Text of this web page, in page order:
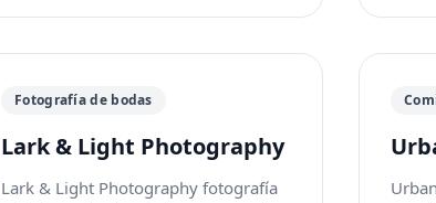
de trabajo manual con Photoshop
actualizaban colecciones de
$15-
Fotografía de bodas
Lark & Light Photography
Lark & Light Photography fotografía